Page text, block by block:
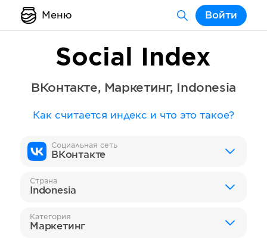
Меню Войти
Social Index
ВКонтакте, Маркетинг, Indonesia
Как считается индекс и что это такое?
Социальная сеть
ВКонтакте
Страна
Indonesia
Категория
Маркетинг